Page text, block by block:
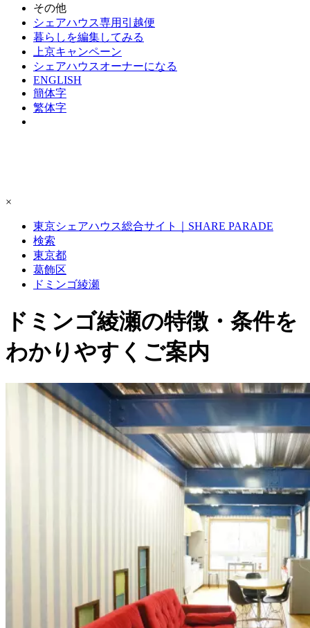
その他
シェアハウス専用引越便
暮らしを編集してみる
上京キャンペーン
シェアハウスオーナーになる
ENGLISH
簡体字
繁体字
×
東京シェアハウス総合サイト｜SHARE PARADE
検索
東京都
葛飾区
ドミンゴ綾瀬
ドミンゴ綾瀬の特徴・条件を
わかりやすくご案内